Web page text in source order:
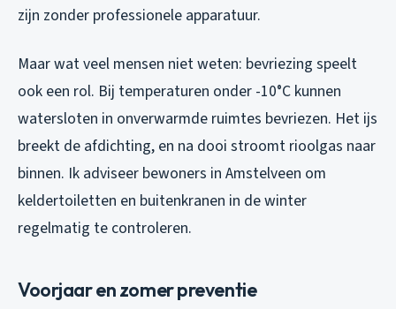
zijn zonder professionele apparatuur.
Maar wat veel mensen niet weten: bevriezing speelt
ook een rol. Bij temperaturen onder -10°C kunnen
watersloten in onverwarmde ruimtes bevriezen. Het ijs
breekt de afdichting, en na dooi stroomt rioolgas naar
binnen. Ik adviseer bewoners in Amstelveen om
keldertoiletten en buitenkranen in de winter
regelmatig te controleren.
Voorjaar en zomer preventie